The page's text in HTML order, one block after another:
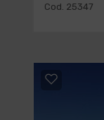
Cod. 25347